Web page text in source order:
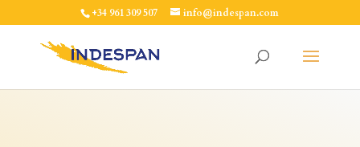
+34 961 309 507 info@indespan.com